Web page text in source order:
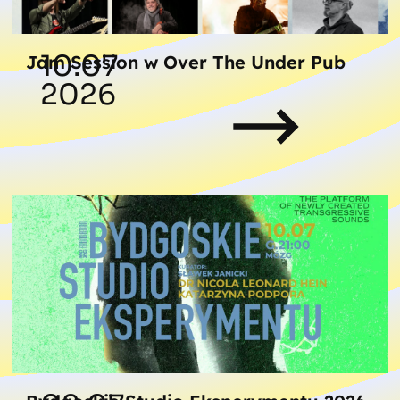
Jam Session w Over The Under Pub
10.07
2026